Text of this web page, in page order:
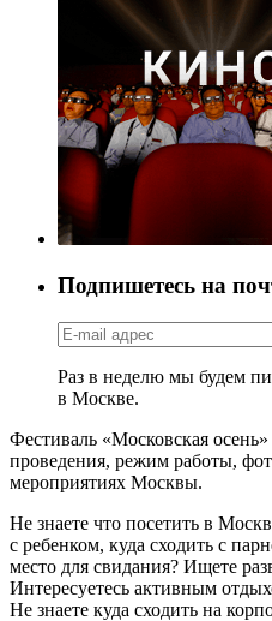
Подпишетесь на
Раз в неделю мы будем
в Москве.
Фестиваль «Московская
проведения, режим работы,
мероприятиях Москвы.
Не знаете что посетить в
с ребенком, куда сходить с
место для свидания? Ищете
Интересуетесь активным
Не знаете куда сходить на